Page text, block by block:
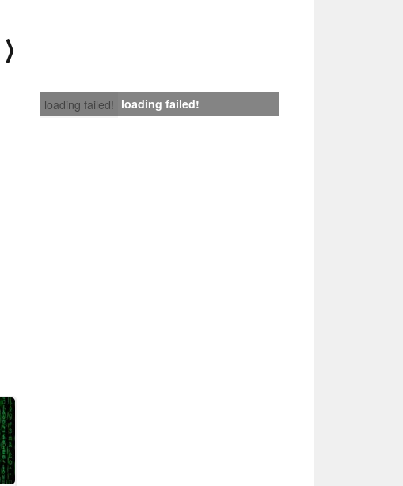
⟩
loading failed! loading failed!